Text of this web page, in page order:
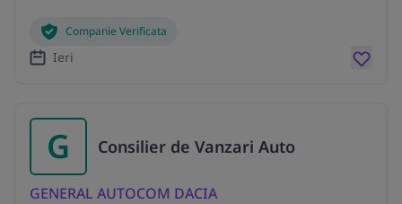
Companie Verificata
Ieri
G Consilier de Vanzari Auto
GENERAL AUTOCOM DACIA